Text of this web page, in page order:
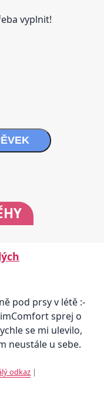
vyplnit!
pod prsy v létě :-
sprej o
se mi ulevilo,
neustále u sebe.
odkaz |